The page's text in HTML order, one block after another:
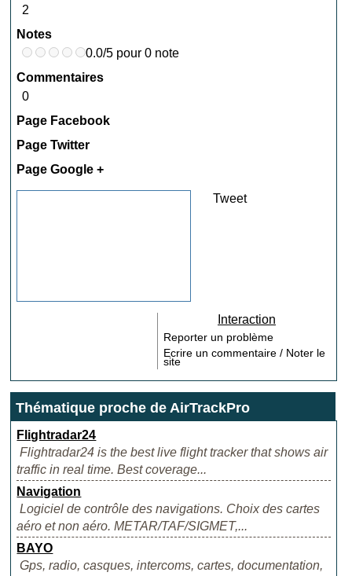
2
Notes
0.0/5 pour 0 note
Commentaires
0
Page Facebook
Page Twitter
Page Google +
Tweet
Interaction
Reporter un problème
Ecrire un commentaire / Noter le
site
Thématique proche de AirTrackPro
Flightradar24
Flightradar24 is the best live flight tracker that shows air
traffic in real time. Best coverage...
Navigation
Logiciel de contrôle des navigations. Choix des cartes
aéro et non aéro. METAR/TAF/SIGMET,...
BAYO
Gps, radio, casques, intercoms, cartes, documentation,